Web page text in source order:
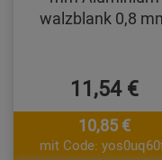
walzblank 0,8
11,54 €
10,85 €
mit Code: